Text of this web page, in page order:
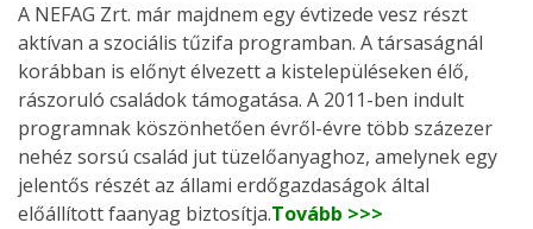
A NEFAG Zrt. már majdnem egy évtizede vesz részt
aktívan a szociális tűzifa programban. A társaságnál
korábban is előnyt élvezett a kistelepüléseken élő,
rászoruló családok támogatása. A 2011-ben indult
programnak köszönhetően évről-évre több százezer
nehéz sorsú család jut tüzelőanyaghoz, amelynek egy
jelentős részét az állami erdőgazdaságok által
előállított faanyag biztosítja.Tovább >>>